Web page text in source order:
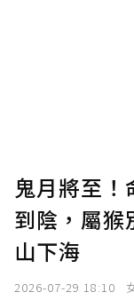
鬼月將至
到陰，屬猴
山下海
2026-07-29 18:10